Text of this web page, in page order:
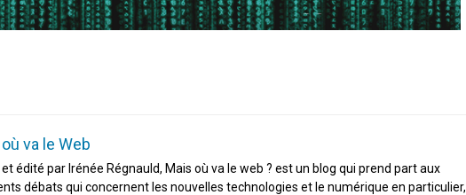
va le Web
et édité par Irénée Régnauld, Mais où va le web ? est un blog qui prend part aux
débats qui concernent les nouvelles technologies et le numérique en particulier,